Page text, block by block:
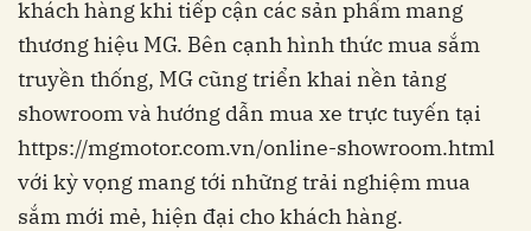
khách hàng khi tiếp cận các sản phẩm mang
thương hiệu MG. Bên cạnh hình thức mua sắm
truyền thống, MG cũng triển khai nền tảng
showroom và hướng dẫn mua xe trực tuyến tại
https://mgmotor.com.vn/online-showroom.html
với kỳ vọng mang tới những trải nghiệm mua
sắm mới mẻ, hiện đại cho khách hàng.